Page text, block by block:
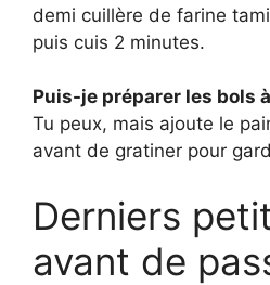
demi cuillère de farine
puis cuis 2 minutes.
Puis-je préparer les bols à
Tu peux, mais ajoute le
avant de gratiner pour
Derniers
avant de